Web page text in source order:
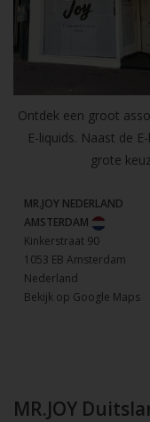
Ontdek een groot
E-liquids. Naast de
grote
MR.JOY NEDERLAND
AMSTERDAM
Kinkerstraat 90
1053 EB Amsterdam
Nederland
Bekijk op Google Maps
MR.JOY